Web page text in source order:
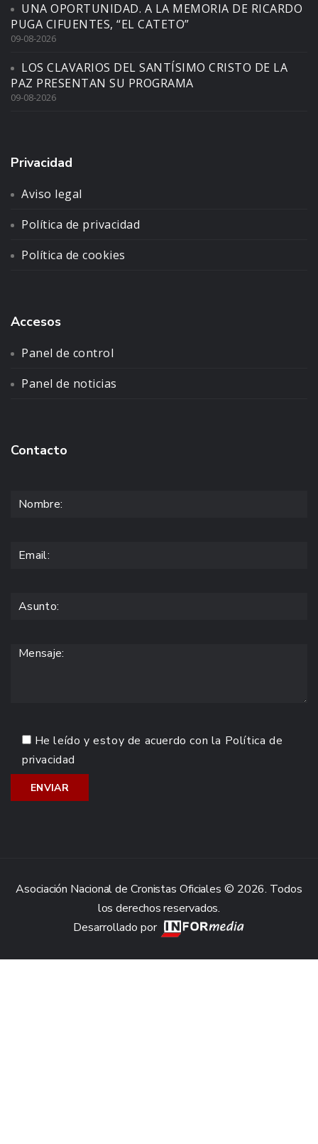
UNA OPORTUNIDAD. A LA MEMORIA DE RICARDO
PUGA CIFUENTES, “EL CATETO”
09-08-2026
LOS CLAVARIOS DEL SANTÍSIMO CRISTO DE LA
PAZ PRESENTAN SU PROGRAMA
09-08-2026
Privacidad
Aviso legal
Política de privacidad
Política de cookies
Accesos
Panel de control
Panel de noticias
Contacto
He leído y estoy de acuerdo con la Política de
privacidad
Asociación Nacional de Cronistas Oficiales © 2026. Todos
los derechos reservados.
Desarrollado por